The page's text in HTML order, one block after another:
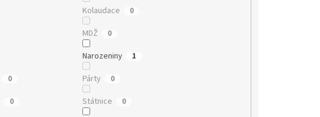
Kolaudace 0
MDŽ 0
Narozeniny 1
0 Párty 0
0 Státnice 0